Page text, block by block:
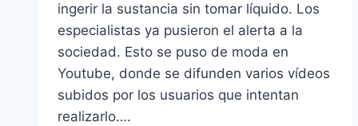
ingerir la sustancia sin tomar lí­quido. Los
especialistas ya pusieron el alerta a la
sociedad. Esto se puso de moda en
Youtube, donde se difunden varios ví­deos
subidos por los usuarios que intentan
realizarlo….